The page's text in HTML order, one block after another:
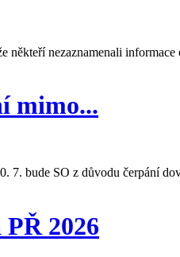
někteří nezaznamenali
mimo...
7. bude SO z důvodu čerpání
2026